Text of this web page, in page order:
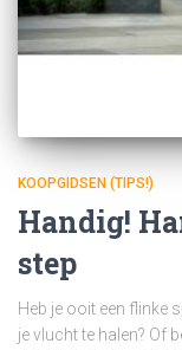
KOOPGIDSEN (TIPS!)
Handig!
step
Heb je ooit een flinke
je vlucht te halen? Of